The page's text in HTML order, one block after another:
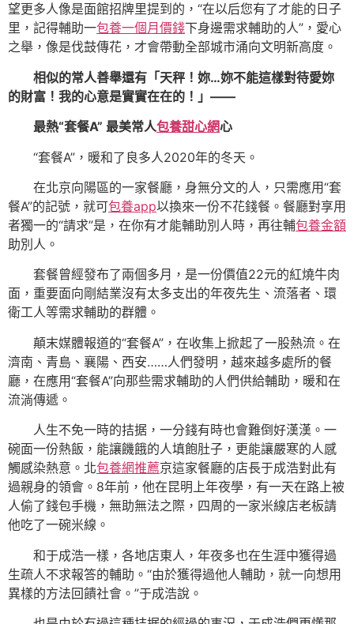
望更多人像是面館招牌里提到的，“在以后您有了才能的日子
里，記得輔助一包養一個月價錢下身邊需求輔助的人”，愛心
之舉，像是伐鼓傳花，才會帶動全部城市涌向文明新高度。
相似的常人善舉還有「天秤！妳…妳不能這樣對待愛妳
的財富！我的心意是實實在在的！」——
最熱“套餐A” 最美常人包養甜心網心
“套餐A”，暖和了良多人2020年的冬天。
在北京向陽區的一家餐廳，身無分文的人，只需應用“套
餐A”的記號，就可包養app以換來一份不花錢餐。餐廳對享用
者獨一的“請求”是，在你有才能輔助別人時，再往輔包養金額
助別人。
套餐曾經發布了兩個多月，是一份價值22元的紅燒牛肉
面，重要面向剛結業沒有太多支出的年夜先生、流落者、環
衛工人等需求輔助的群體。
顛末媒體報道的“套餐A”，在收集上掀起了一股熱流。在
濟南、青島、襄陽、西安……人們發明，越來越多處所的餐
廳，在應用“套餐A”向那些需求輔助的人們供給輔助，暖和在
流淌傳遞。
人生不免一時的拮据，一分錢有時也會難倒好漢漢。一
碗面一份熱飯，能讓饑餓的人填飽肚子，更能讓嚴寒的人感
觸感染熱意。北包養網推薦京這家餐廳的店長于成浩對此有
過親身的領會。8年前，他在昆明上年夜學，有一天在路上被
人偷了錢包手機，無助無法之際，四周的一家米線店老板請
他吃了一碗米線。
和于成浩一樣，各地店東人，年夜多也在生涯中獲得過
生疏人不求報答的輔助。“由於獲得過他人輔助，就一向想用
異樣的方法回饋社會。”于成浩說。